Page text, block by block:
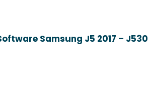
Samsung J5 2017 – J530